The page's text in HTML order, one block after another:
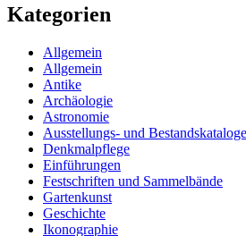
Kategorien
Allgemein
Allgemein
Antike
Archäologie
Astronomie
Ausstellungs- und Bestandskataloge
Denkmalpflege
Einführungen
Festschriften und Sammelbände
Gartenkunst
Geschichte
Ikonographie